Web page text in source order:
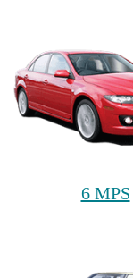
6 MPS